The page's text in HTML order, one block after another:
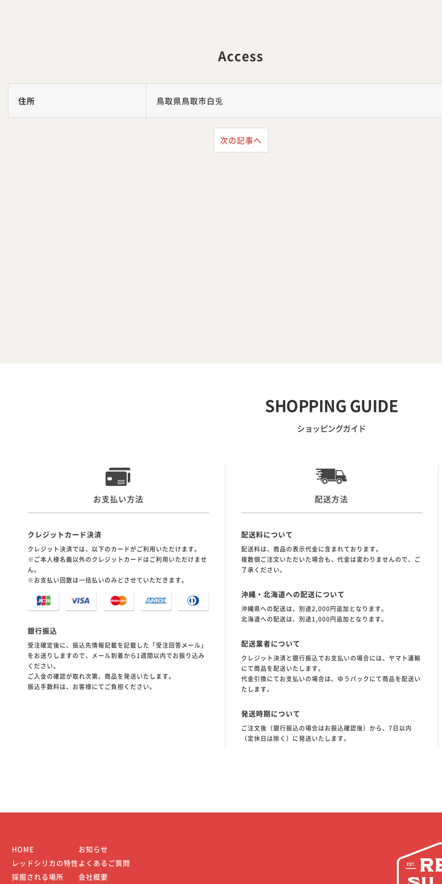
Access
住所 鳥取県鳥取市白兎
次の記事へ
SHOPPING GUIDE
ショッピングガイド
お支払い方法
クレジットカード決済
クレジット決済では、以下のカードがご利用いただけます。
※ご本人様名義以外のクレジットカードはご利用いただけませ
ん。
※お支払い回数は一括払いのみとさせていただきます。
銀行振込
受注確定後に、振込先情報記載を記載した「受注回答メール」
をお送りしますので、メール到着から1週間以内でお振り込み
ください。
ご入金の確認が取れ次第、商品を発送いたします。
振込手数料は、お客様にてご負担ください。
配送方法
配送料について
配送料は、商品の表示代金に含まれております。
複数個ご注文いただいた場合も、代金は変わりませんので、ご
了承ください。
沖縄・北海道への配送について
沖縄県への配送は、別途2,000円追加となります。
北海道への配送は、別途1,000円追加となります。
配送業者について
クレジット決済と銀行振込でお支払いの場合には、ヤマト運輸
にて商品を配送いたします。
代金引換にてお支払いの場合は、ゆうパックにて商品を配送い
たします。
発送時期について
ご注文後（銀行振込の場合はお振込確認後）から、7日以内
（定休日は除く）に発送いたします。
HOME
レッドシリカの特性
採掘される場所
お知らせ
よくあるご質問
会社概要